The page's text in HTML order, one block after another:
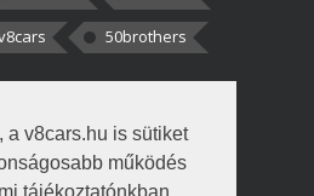
a v8cars.hu is sütiket
működés
50brothers
Én csak két
Nem tudtam, hogy fél autót,